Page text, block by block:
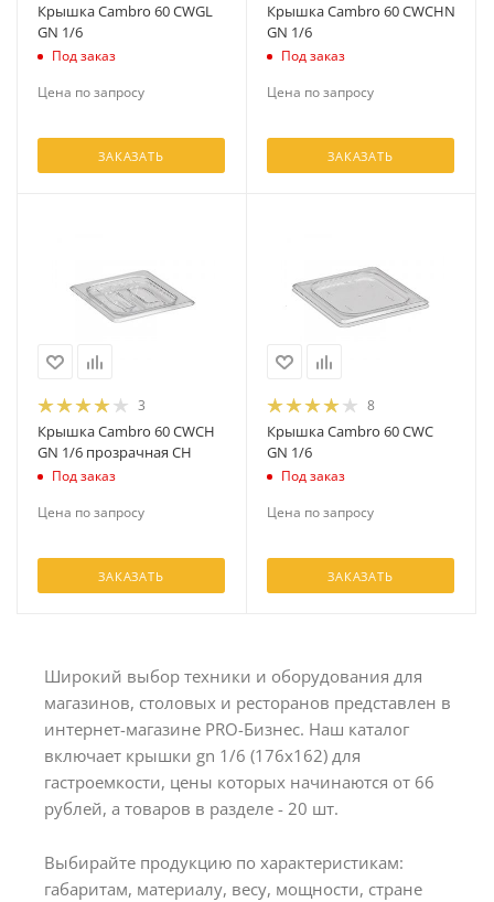
Крышка Cambro 60 CWGL
GN 1/6
Под заказ
Цена по запросу
ЗАКАЗАТЬ
Крышка Cambro 60 CWCHN
GN 1/6
Под заказ
Цена по запросу
ЗАКАЗАТЬ
3
Крышка Cambro 60 CWCH
GN 1/6 прозрачная CH
Под заказ
Цена по запросу
ЗАКАЗАТЬ
8
Крышка Cambro 60 CWC
GN 1/6
Под заказ
Цена по запросу
ЗАКАЗАТЬ
Широкий выбор техники и оборудования для
магазинов, столовых и ресторанов представлен в
интернет-магазине PRO-Бизнес. Наш каталог
включает крышки gn 1/6 (176х162) для
гастроемкости, цены которых начинаются от 66
рублей, а товаров в разделе - 20 шт.
Выбирайте продукцию по характеристикам:
габаритам, материалу, весу, мощности, стране